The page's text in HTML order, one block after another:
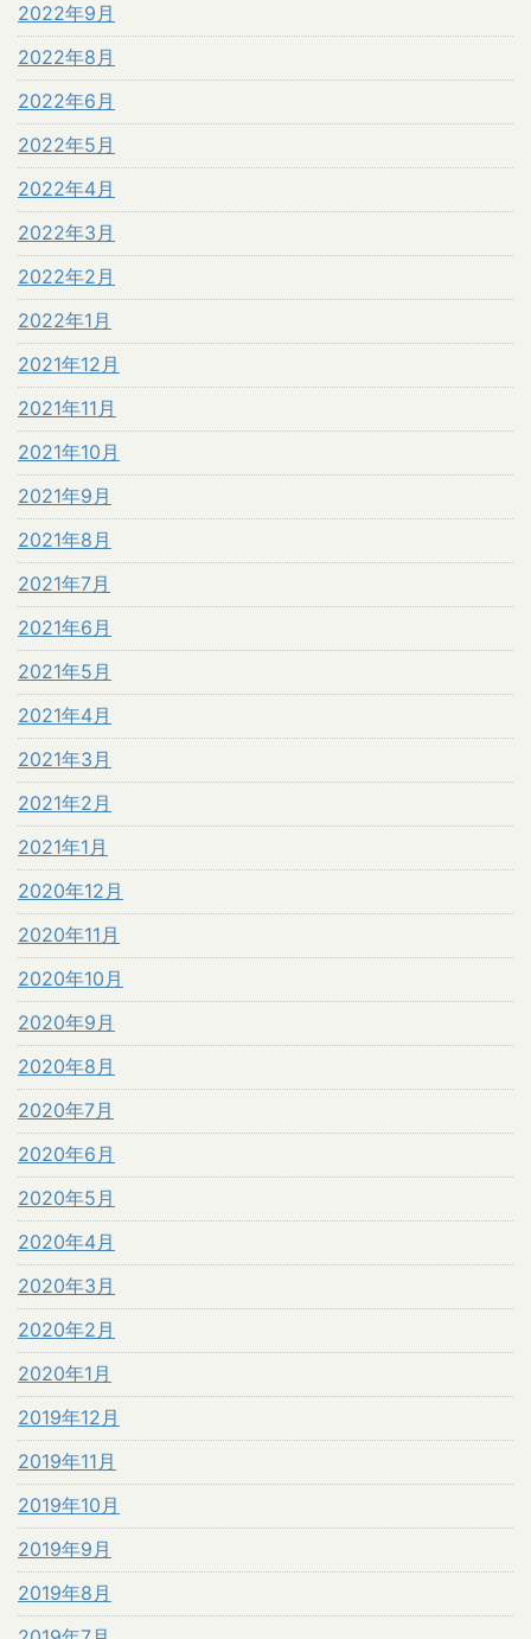
2022年9月
2022年8月
2022年6月
2022年5月
2022年4月
2022年3月
2022年2月
2022年1月
2021年12月
2021年11月
2021年10月
2021年9月
2021年8月
2021年7月
2021年6月
2021年5月
2021年4月
2021年3月
2021年2月
2021年1月
2020年12月
2020年11月
2020年10月
2020年9月
2020年8月
2020年7月
2020年6月
2020年5月
2020年4月
2020年3月
2020年2月
2020年1月
2019年12月
2019年11月
2019年10月
2019年9月
2019年8月